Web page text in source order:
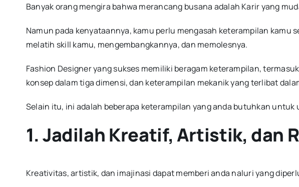
Banyak orang mengira bahwa merancang busana adalah Karir yang
Namun pada kenyataannya, kamu perlu mengasah keterampilan
melatih skill kamu, mengembangkannya, dan memolesnya.
Fashion Designer yang sukses memiliki beragam keterampilan,
konsep dalam tiga dimensi, dan keterampilan mekanik yang terlibat
Selain itu, ini adalah beberapa keterampilan yang anda butuhkan untuk
1. Jadilah Kreatif, Artistik, dan
Kreativitas, artistik, dan imajinasi dapat memberi anda naluri yang